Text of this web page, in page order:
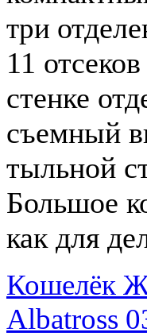
три
11
стенке
съемный
тыльной
Большое
как для
Кошелёк
Albatross